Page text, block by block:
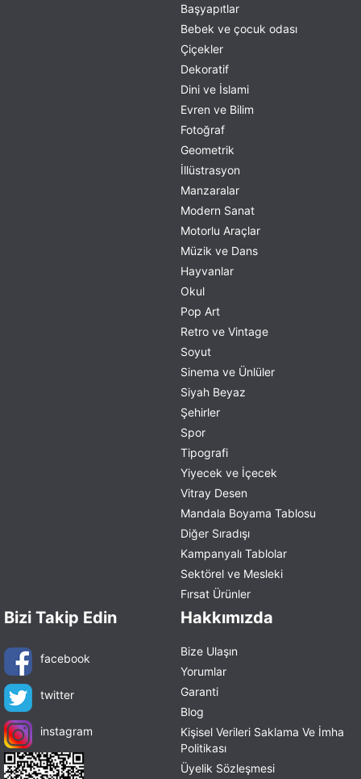
Başyapıtlar
Bebek ve çocuk odası
Çiçekler
Dekoratif
Dini ve İslami
Evren ve Bilim
Fotoğraf
Geometrik
İllüstrasyon
Manzaralar
Modern Sanat
Motorlu Araçlar
Müzik ve Dans
Hayvanlar
Okul
Pop Art
Retro ve Vintage
Soyut
Sinema ve Ünlüler
Siyah Beyaz
Şehirler
Spor
Tipografi
Yiyecek ve İçecek
Vitray Desen
Mandala Boyama Tablosu
Diğer Sıradışı
Kampanyalı Tablolar
Sektörel ve Mesleki
Fırsat Ürünler
Bizi Takip Edin
facebook
twitter
instagram
Hakkımızda
Bize Ulaşın
Yorumlar
Garanti
Blog
Kişisel Verileri Saklama Ve İmha
Politikası
Üyelik Sözleşmesi